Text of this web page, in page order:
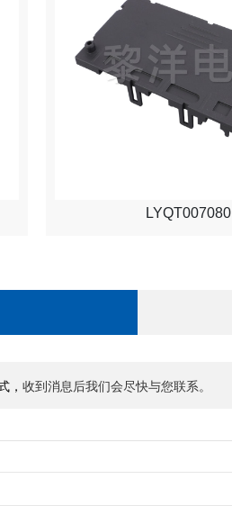
LYQT007080